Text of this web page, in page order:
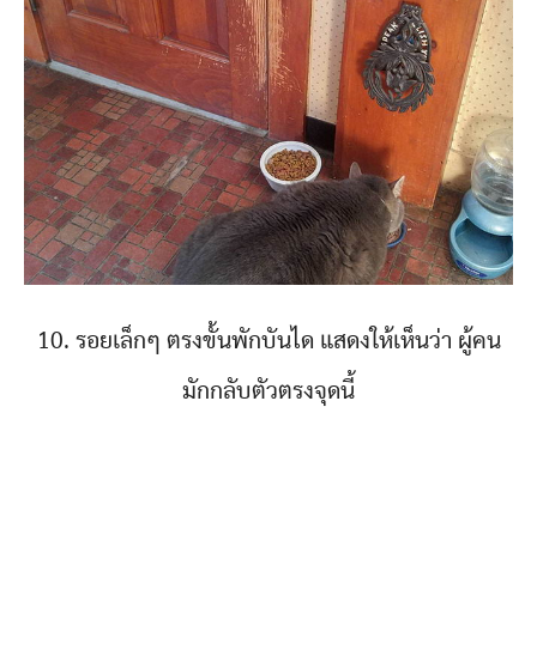
10. รอยเล็กๆ ตรงขั้นพักบันได แสดงให้เห็นว่า ผู้คน
มักกลับตัวตรงจุดนี้